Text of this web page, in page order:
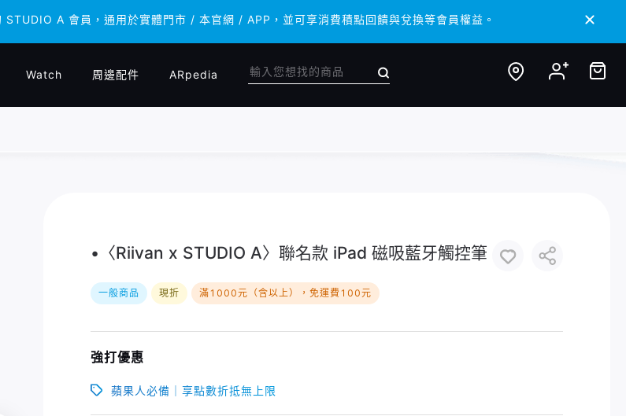
A 會員，通用於實體門市 / 本官網 / APP，並可享消費積點回饋與兌換等會員權益。
A 會員，通用於實體門市 / 本官網 / APP，並可享消費積點回饋與兌換等會員權益。
Watch 周邊配件 ARpedia
•〈Riivan x STUDIO A〉聯名款 iPad 磁吸藍牙觸控筆
一般商品 現折 滿1000元（含以上），免運費100元
強打優惠
蘋果人必備｜享點數折抵無上限